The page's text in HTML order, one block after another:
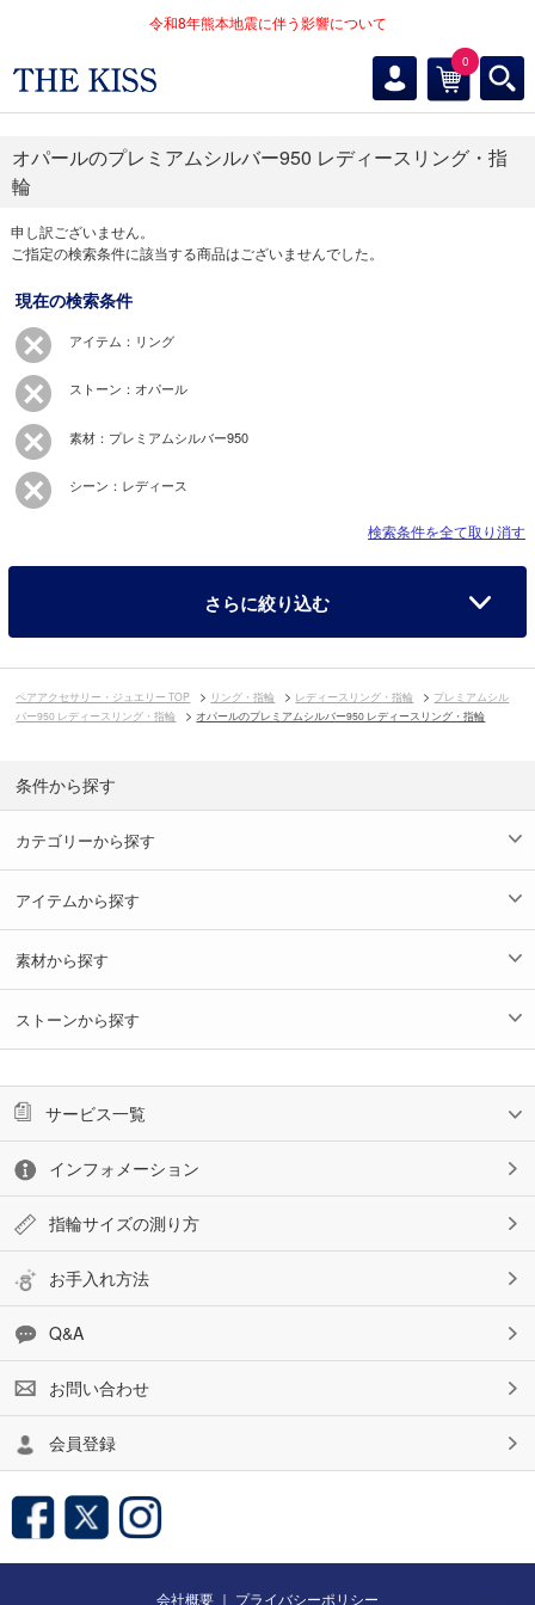
令和8年熊本地震に伴う影響について
0
オパールのプレミアムシルバー950 レディースリング・指
輪
申し訳ございません。
ご指定の検索条件に該当する商品はございませんでした。
現在の検索条件
アイテム：リング
ストーン：オパール
素材：プレミアムシルバー950
シーン：レディース
検索条件を全て取り消す
さらに絞り込む
ペアアクセサリー・ジュエリー TOP リング・指輪 レディースリング・指輪
プレミアムシル
バー950 レディースリング・指輪
オパールのプレミアムシルバー950 レディースリング・指輪
条件から探す
カテゴリーから探す
アイテムから探す
素材から探す
ストーンから探す
サービス一覧
インフォメーション
指輪サイズの測り方
お手入れ方法
Q&A
お問い合わせ
会員登録
会社概要 ｜ プライバシーポリシー